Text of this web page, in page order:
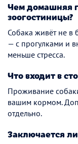
Чем домашняя
зоогостиницы?
Собака живёт не в
— с прогулками и
меньше стресса.
Что входит в
Проживание
вашим кормом.
отдельно.
Заключается